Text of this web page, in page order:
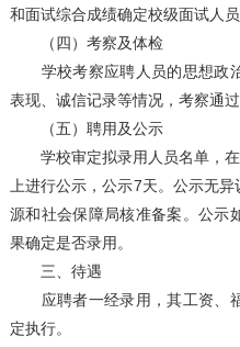
和面试综合成绩确定校级面试人员
（四）考察及体检
学校考察应聘人员的思想政
表现、诚信记录等情况，考察通
（五）聘用及公示
学校审定拟录用人员名单，在
上进行公示，公示7天。公示无
源和社会保障局核准备案。公示
果确定是否录用。
三、待遇
应聘者一经录用，其工资、
定执行。